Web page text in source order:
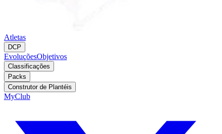
Atletas
DCP
EvoluçõesObjetivos
Classificações
Packs
Construtor de Plantéis
MyClub